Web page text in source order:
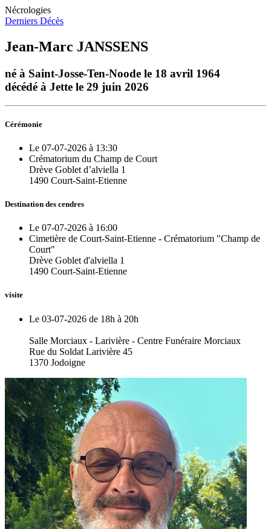
Nécrologies
Derniers Décès
Jean-Marc JANSSENS
né à Saint-Josse-Ten-Noode le 18 avril 1964
décédé à Jette le 29 juin 2026
Cérémonie
Le 07-07-2026 à 13:30
Crématorium du Champ de Court
Drève Goblet d’alviella 1
1490 Court-Saint-Etienne
Destination des cendres
Le 07-07-2026 à 16:00
Cimetière de Court-Saint-Etienne - Crématorium "Champ de
Court"
Drève Goblet d'alviella 1
1490 Court-Saint-Etienne
visite
Le 03-07-2026 de 18h à 20h
Salle Morciaux - Larivière - Centre Funéraire Morciaux
Rue du Soldat Larivière 45
1370 Jodoigne